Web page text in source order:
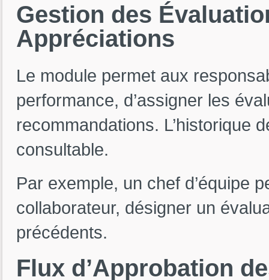
Gestion des
Appréciations
Le module permet aux
performance, d’assigner les
recommandations. L’historique
consultable.
Par exemple, un chef d’équipe
collaborateur, désigner un
précédents.
Flux d’Approbation